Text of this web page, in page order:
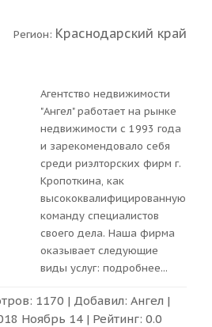
Регион: Краснодарский край
Агентство недвижимости
"Ангел" работает на рынке
недвижимости с 1993 года
и зарекомендовало себя
среди риэлторских фирм г.
Кропоткина, как
высококвалифицированную
команду специалистов
своего дела. Наша фирма
оказывает следующие
виды услуг: подробнее...
1170 | Добавил: Ангел |
Ноябрь 14 | Рейтинг: 0.0